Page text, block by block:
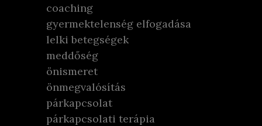
coaching
gyermektelenség elfogadása
lelki betegségek
meddőség
önismeret
önmegvalósítás
párkapcsolat
párkapcsolati terápia